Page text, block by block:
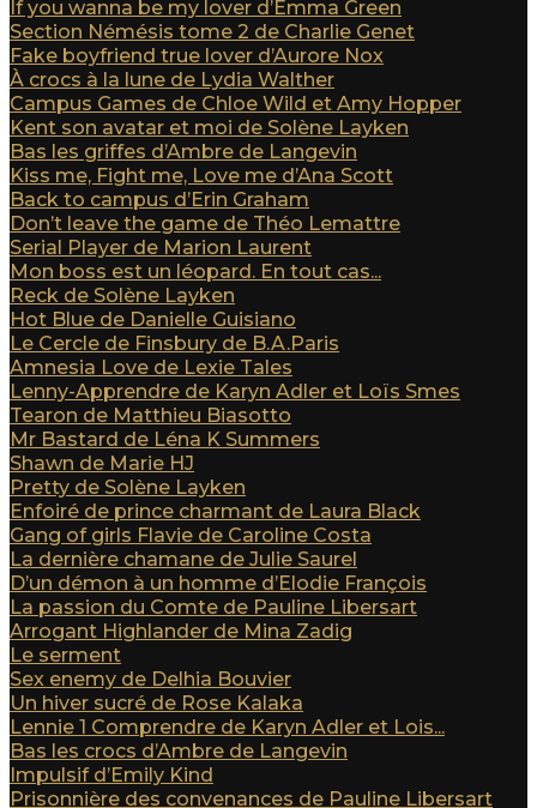
If you wanna be my lover d’Emma Green
Section Némésis tome 2 de Charlie Genet
Fake boyfriend true lover d’Aurore Nox
À crocs à la lune de Lydia Walther
Campus Games de Chloe Wild et Amy Hopper
Kent son avatar et moi de Solène Layken
Bas les griffes d’Ambre de Langevin
Kiss me, Fight me, Love me d’Ana Scott
Back to campus d’Erin Graham
Don’t leave the game de Théo Lemattre
Serial Player de Marion Laurent
Mon boss est un léopard. En tout cas...
Reck de Solène Layken
Hot Blue de Danielle Guisiano
Le Cercle de Finsbury de B.A.Paris
Amnesia Love de Lexie Tales
Lenny-Apprendre de Karyn Adler et Loïs Smes
Tearon de Matthieu Biasotto
Mr Bastard de Léna K Summers
Shawn de Marie HJ
Pretty de Solène Layken
Enfoiré de prince charmant de Laura Black
Gang of girls Flavie de Caroline Costa
La dernière chamane de Julie Saurel
D’un démon à un homme d’Elodie François
La passion du Comte de Pauline Libersart
Arrogant Highlander de Mina Zadig
Le serment
Sex enemy de Delhia Bouvier
Un hiver sucré de Rose Kalaka
Lennie 1 Comprendre de Karyn Adler et Lois...
Bas les crocs d’Ambre de Langevin
Impulsif d’Emily Kind
Prisonnière des convenances de Pauline Libersart